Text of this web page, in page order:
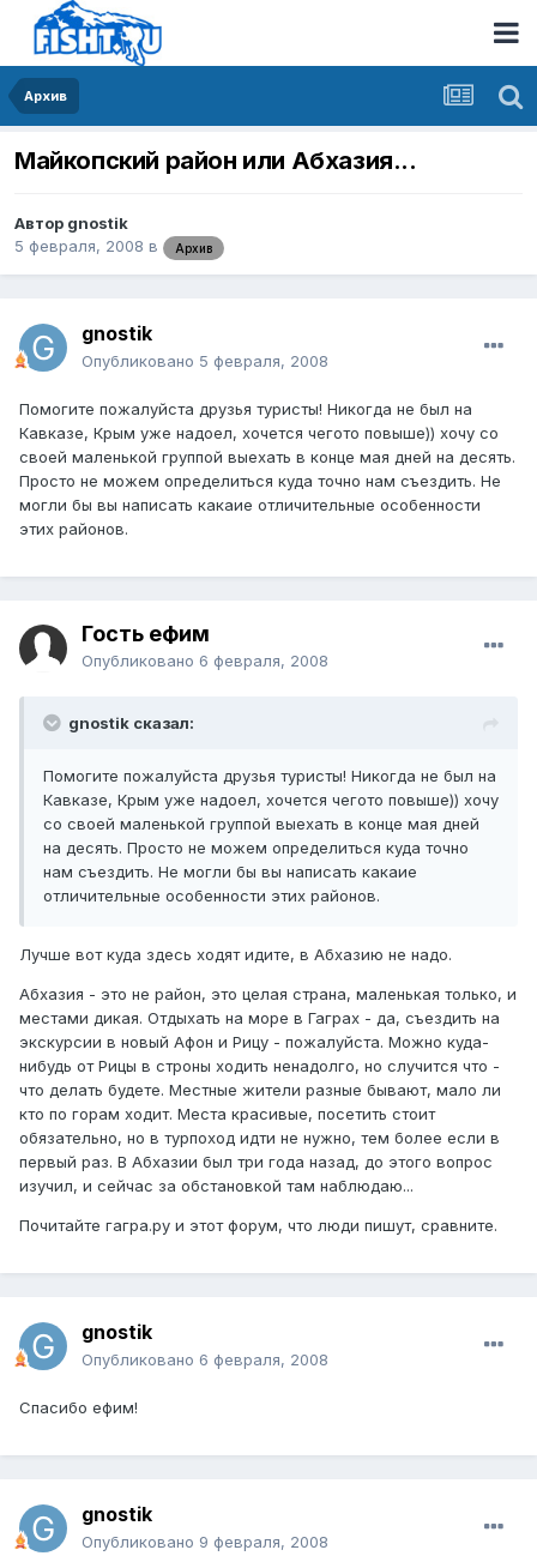
Архив
Майкопский район или Абхазия...
Автор gnostik
5 февраля, 2008 в Архив
gnostik
Опубликовано 5 февраля, 2008
Помогите пожалуйста друзья туристы! Никогда не был на
Кавказе, Крым уже надоел, хочется чегото повыше)) хочу со
своей маленькой группой выехать в конце мая дней на десять.
Просто не можем определиться куда точно нам съездить. Не
могли бы вы написать какаие отличительные особенности
этих районов.
Гость ефим
Опубликовано 6 февраля, 2008
gnostik сказал:
Помогите пожалуйста друзья туристы! Никогда не был на
Кавказе, Крым уже надоел, хочется чегото повыше)) хочу
со своей маленькой группой выехать в конце мая дней
на десять. Просто не можем определиться куда точно
нам съездить. Не могли бы вы написать какаие
отличительные особенности этих районов.
Лучше вот куда здесь ходят идите, в Абхазию не надо.
Абхазия - это не район, это целая страна, маленькая только, и
местами дикая. Отдыхать на море в Гаграх - да, съездить на
экскурсии в новый Афон и Рицу - пожалуйста. Можно куда-
нибудь от Рицы в строны ходить ненадолго, но случится что -
что делать будете. Местные жители разные бывают, мало ли
кто по горам ходит. Места красивые, посетить стоит
обязательно, но в турпоход идти не нужно, тем более если в
первый раз. В Абхазии был три года назад, до этого вопрос
изучил, и сейчас за обстановкой там наблюдаю...
Почитайте гагра.ру и этот форум, что люди пишут, сравните.
gnostik
Опубликовано 6 февраля, 2008
Спасибо ефим!
gnostik
Опубликовано 9 февраля, 2008